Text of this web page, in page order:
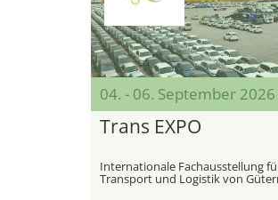
04. - 06. September 2026
Trans EXPO
Internationale Fachausstellung
Transport und Logistik von
Straße und Schiene sowie als See-